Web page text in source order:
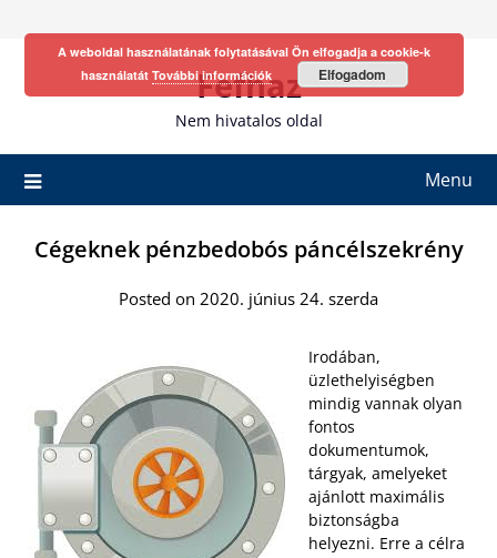
Fefhaz
Nem hivatalos oldal
Menu
Cégeknek pénzbedobós páncélszekrény
Posted on 2020. június 24. szerda
Irodában,
üzlethelyiségben
mindig vannak olyan
fontos
dokumentumok,
tárgyak, amelyeket
ajánlott maximális
biztonságba
helyezni. Erre a célra
A weboldal használatának folytatásával Ön elfogadja a cookie-k
használatát További információk Elfogadom